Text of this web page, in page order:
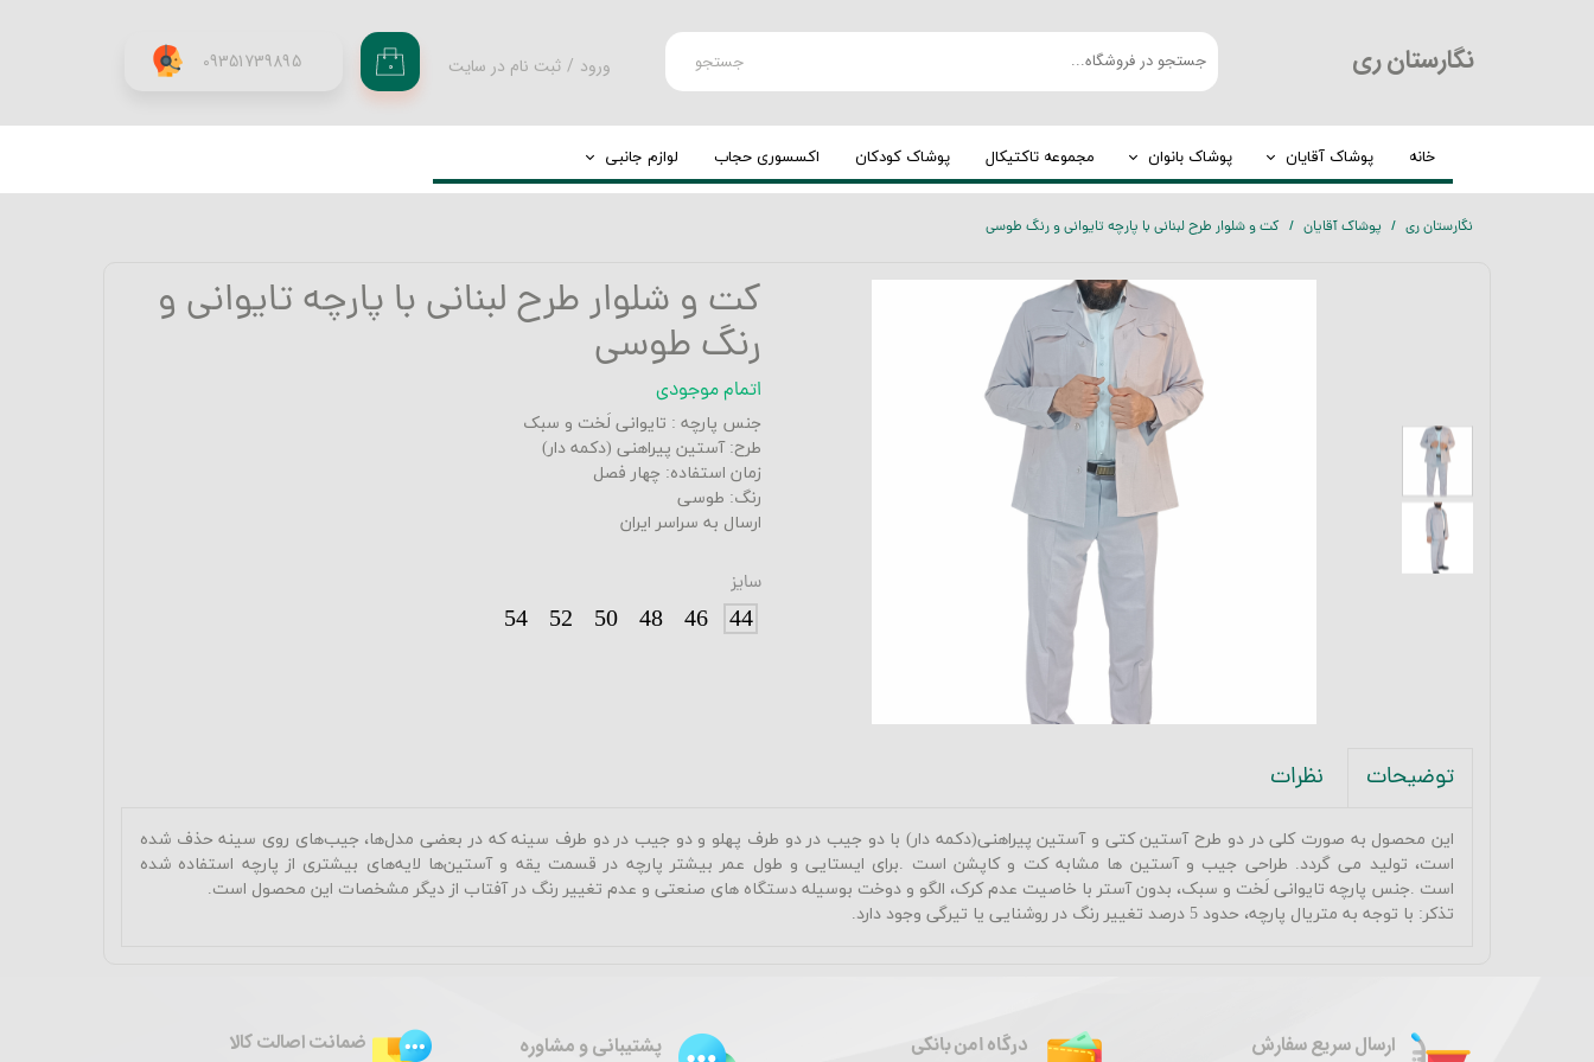
​نگارستان ری 09351739895 جستجو ۰ ورود / ثبت نام در سایت
سفارشات
خانه پوشاک آقایان پوشاک بانوان مجموعه تاکتیکال پوشاک کودکان اکسسوری حجاب لوازم جانبی
نگارستان ری پوشاک آقایان کت و شلوار طرح لبنانی با پارچه تایوانی و رنگ طوسی
کت و شلوار طرح لبنانی با پارچه تایوانی و
رنگ طوسی
اتمام موجودی
جنس پارچه : تایوانی لَخت و سبک
طرح: آستین پیراهنی (دکمه دار)
زمان استفاده: چهار فصل
رنگ: طوسی
ارسال به سراسر ایران
سایز
44
46
48
50
52
54
توضیحات نظرات
این محصول به صورت کلی در دو طرح آستین کتی و آستین پیراهنی(دکمه دار) با دو جیب در دو طرف پهلو و دو جیب در دو طرف سینه که در بعضی مدل‌ها، جیب‌های روی سینه حذف شده
است، تولید می گردد. طراحی جیب و آستین ها مشابه کت و کاپشن است .برای ایستایی و طول عمر بیشتر پارچه در قسمت یقه و آستین‌ها لایه‌های بیشتری از پارچه استفاده شده
است .جنس پارچه تایوانی لَخت و سبک، بدون آستر با خاصیت عدم کرک، الگو و دوخت بوسیله دستگاه های صنعتی و عدم تغییر رنگ در آفتاب از دیگر مشخصات این محصول است.
تذکر: با توجه به متریال پارچه، حدود 5 درصد تغییر رنگ در روشنایی یا تیرگی وجود دارد.
ضمانت اصالت کالا ارسال سریع سفارش درگاه امن بانکی پشتیبانی و مشاوره